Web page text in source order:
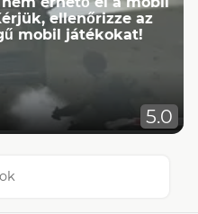
ellenőrizze az
mobil játékokat!
5.0